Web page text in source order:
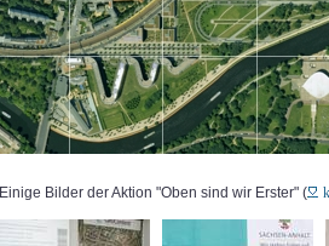
Einige Bilder der Aktion "Oben sind wir Erster" (